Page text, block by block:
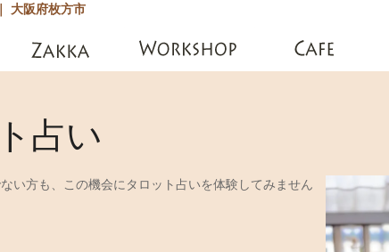
大阪府枚方市
占い
い方も、この機会にタロット占いを体験してみません